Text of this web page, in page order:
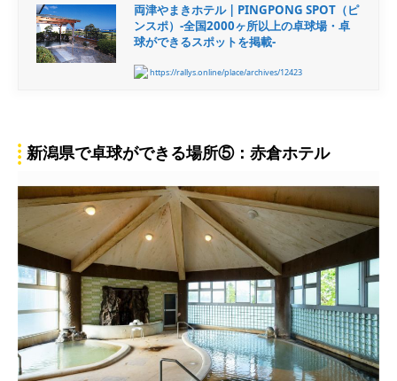
両津やまきホテル | PINGPONG SPOT（ピ
ンスポ）-全国2000ヶ所以上の卓球場・卓
球ができるスポットを掲載-
https://rallys.online/place/archives/12423
新潟県で卓球ができる場所⑤：赤倉ホテル